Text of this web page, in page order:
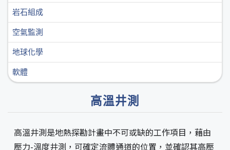
岩石組成
空氣監測
地球化學
軟體
高溫井測
高溫井測是地熱探勘計畫中不可或缺的工作項目，藉由
壓力-溫度井測，可確定流體通道的位置，並確認其高壓